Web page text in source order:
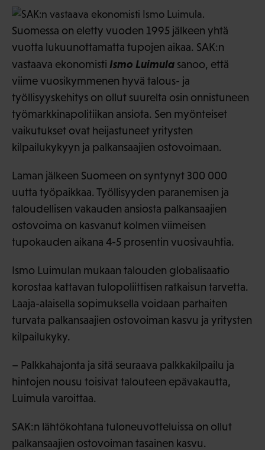
Suomessa on eletty vuoden 1995 jälkeen yhtä
vuotta lukuunottamatta tupojen aikaa. SAK:n
vastaava ekonomisti Ismo Luimula sanoo, että
viime vuosikymmenen hyvä talous- ja
työllisyyskehitys on ollut suurelta osin onnistuneen
työmarkkinapolitiikan ansiota. Sen myönteiset
vaikutukset ovat heijastuneet yritysten
kilpailukykyyn ja palkansaajien ostovoimaan.
Laman jälkeen Suomeen on syntynyt 300 000
uutta työpaikkaa. Työllisyyden paranemisen ja
taloudellisen vakauden ansiosta palkansaajien
ostovoima on kasvanut kolmen viimeisen
tupokauden aikana 4-5 prosentin vuosivauhtia.
Ismo Luimulan mukaan talouden globalisaatio
korostaa kattavan tulopoliittisen ratkaisun tarvetta.
Laaja-alaisella sopimuksella voidaan parhaiten
turvata palkansaajien ostovoiman kasvu ja yritysten
kilpailukyky.
– Palkkahajonta ja sitä seuraava palkkakilpailu ja
hintojen nousu toisivat talouteen epävakautta,
Luimula varoittaa.
SAK:n lähtökohtana tuloneuvotteluissa on ollut
palkansaajien ostovoiman tasainen kasvu.